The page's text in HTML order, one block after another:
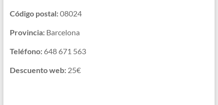
Código postal:08024
Provincia:Barcelona
Teléfono:648 671 563
Descuento web:25€